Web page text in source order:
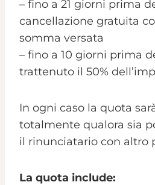
– fino a 21 giorni prima
cancellazione gratuita
somma versata
– fino a 10 giorni prima
trattenuto il 50%
In ogni caso la quota
totalmente qualora sia
il rinunciatario con altro
La quota include: